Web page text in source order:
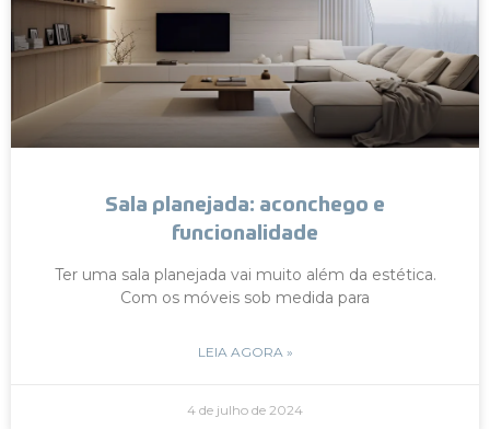
Sala planejada: aconchego e
funcionalidade
Ter uma sala planejada vai muito além da estética.
Com os móveis sob medida para
LEIA AGORA »
4 de julho de 2024